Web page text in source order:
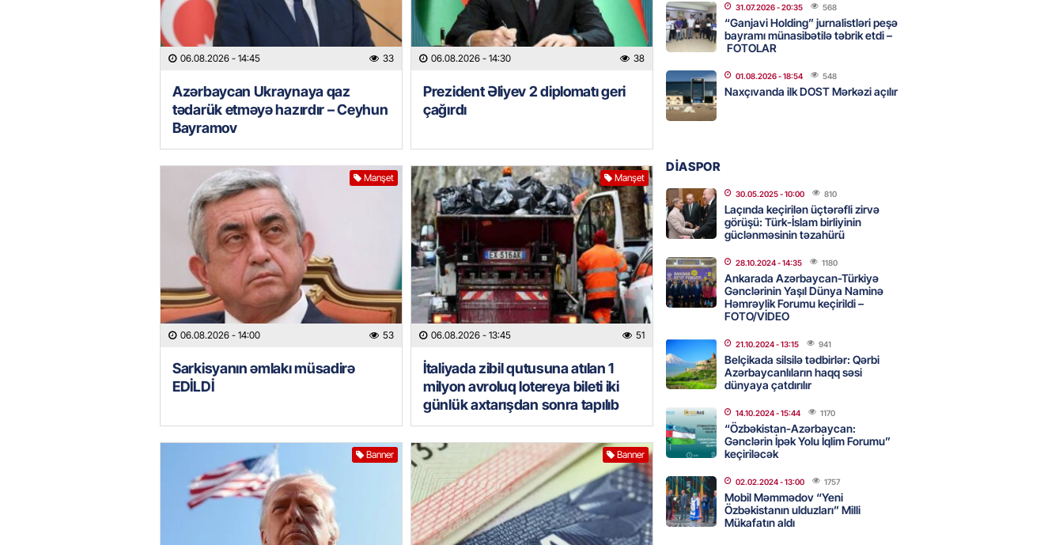
06.08.2026 - 14:45 33
Azərbaycan Ukraynaya qaz
tədarük etməyə hazırdır – Ceyhun
Bayramov
06.08.2026 - 14:30 38
Prezident Əliyev 2 diplomatı geri
çağırdı
Manşet
06.08.2026 - 14:00 53
Sarkisyanın əmlakı müsadirə
EDİLDİ
Manşet
06.08.2026 - 13:45 51
İtaliyada zibil qutusuna atılan 1
milyon avroluq lotereya bileti iki
günlük axtarışdan sonra tapılıb
Banner Banner
GÜNDƏM
Hamımız niyə davamlı olaraq yorğunuq
– Səbəbini biləndə ŞOKA
06.08.2026 - 12:15 65
BANNER
VÖEN-siz fəaliyyət, şişirdilmiş hesab :
Müştərilər belə aldadılır
06.08.2026- 12:00
ÖZƏL
Köpəkbalıqları qohumlarını tanıyır və
onlarla vaxt keçirməyi sevirlər-
ALİMLƏR HEYRƏT İÇİNDƏ
06.08.2026- 11:45
GÜNDƏM
Ceyhun Bayramovun Ukraynaya rəsmi
səfəri başlayıb
06.08.2026- 11:30
BANNER
yetirildi? – VİDEO
06.08.2026- 11:15
31.07.2026- 20:35 568
“Ganjavi Holding” jurnalistləri peşə
bayramı münasibətilə təbrik etdi –
FOTOLAR
01.08.2026- 18:54 548
Naxçıvanda ilk DOST Mərkəzi açılır
DİASPOR
30.05.2025- 10:00 810
Laçında keçirilən üçtərəfli zirvə
görüşü: Türk-İslam birliyinin
güclənməsinin təzahürü
28.10.2024- 14:35 1180
Ankarada Azərbaycan-Türkiyə
Gənclərinin Yaşıl Dünya Naminə
Həmrəylik Forumu keçirildi –
FOTO/VİDEO
21.10.2024- 13:15 941
Belçikada silsilə tədbirlər: Qərbi
Azərbaycanlıların haqq səsi
dünyaya çatdırılır
14.10.2024- 15:44 1170
“Özbəkistan-Azərbaycan:
Gənclərin İpək Yolu İqlim Forumu”
keçiriləcək
02.02.2024- 13:00 1757
Mobil Məmmədov “Yeni
Özbəkistanın ulduzları” Milli
Mükafatın aldı